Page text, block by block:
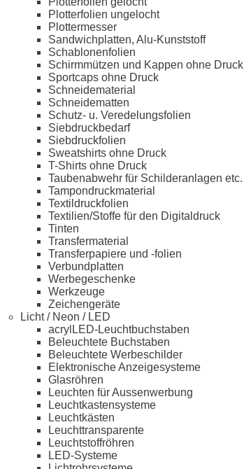
Plotterfolien ungelocht
Plottermesser
Sandwichplatten, Alu-Kunststoff
Schablonenfolien
Schirmmützen und Kappen ohne Druck
Sportcaps ohne Druck
Schneidematerial
Schneidematten
Schutz- u. Veredelungsfolien
Siebdruckbedarf
Siebdruckfolien
Sweatshirts ohne Druck
T-Shirts ohne Druck
Taubenabwehr für Schilderanlagen etc.
Tampondruckmaterial
Textildruckfolien
Textilien/Stoffe für den Digitaldruck
Tinten
Transfermaterial
Transferpapiere und -folien
Verbundplatten
Werbegeschenke
Werkzeuge
Zeichengeräte
Licht / Neon / LED
acrylLED-Leuchtbuchstaben
Beleuchtete Buchstaben
Beleuchtete Werbeschilder
Elektronische Anzeigesysteme
Glasröhren
Leuchten für Aussenwerbung
Leuchtkastensysteme
Leuchtkästen
Leuchttransparente
Leuchtstoffröhren
LED-Systeme